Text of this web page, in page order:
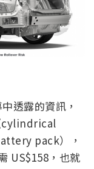
透露的資訊，
cylindrical
pack），
US$158，也就